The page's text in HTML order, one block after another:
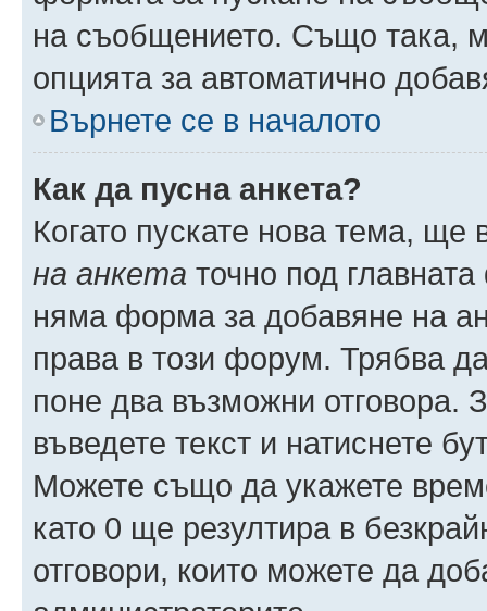
на съобщението. Също така,
опцията за автоматично
Върнете се в началото
Как да пусна анкета?
Когато пускате нова тема,
на анкета точно под
няма форма за добавяне на
права в този форум. Трябва
поне два възможни отговора.
въведете текст и натиснете
Можете също да укажете
като 0 ще резултира в
отговори, които можете да